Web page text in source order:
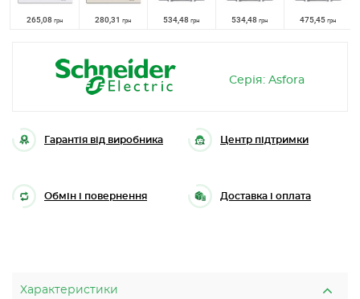
265,08 грн 280,31 грн 534,48 грн 534,48 грн 475,45 грн
Серія: Asfora
Гарантія від виробника Центр підтримки
Обмін і повернення Доставка і оплата
Характеристики